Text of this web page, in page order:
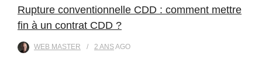
Rupture conventionnelle CDD : comment mettre
fin à un contrat CDD ?
WEB MASTER 2 ANSAGO